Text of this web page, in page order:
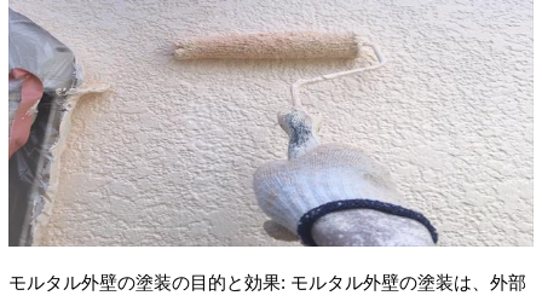
モルタル外壁の塗装の目的と効果: モルタル外壁の塗装は、外部